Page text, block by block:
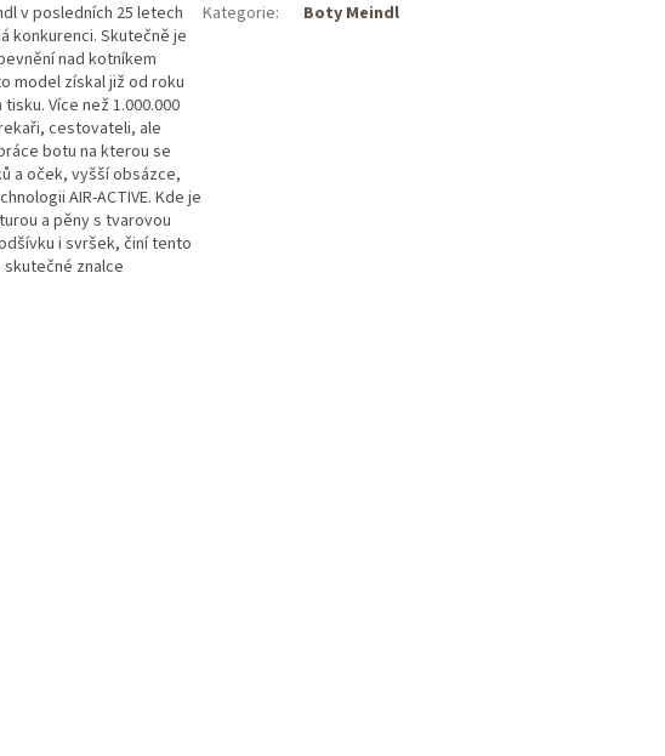
v posledních 25 letech
konkurenci. Skutečně je
nad kotníkem
model získal již od roku
Více než 1.000.000
cestovateli, ale
botu na kterou se
a oček, vyšší obsázce,
AIR-ACTIVE. Kde je
a pěny s tvarovou
i svršek, činí tento
znalce
Kategorie: Boty Meindl